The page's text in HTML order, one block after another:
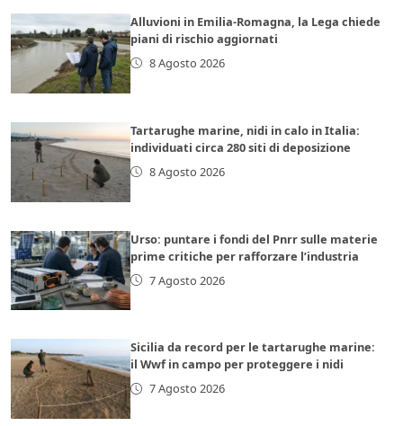
Alluvioni in Emilia-Romagna, la Lega chiede
piani di rischio aggiornati
8 Agosto 2026
Tartarughe marine, nidi in calo in Italia:
individuati circa 280 siti di deposizione
8 Agosto 2026
Urso: puntare i fondi del Pnrr sulle materie
prime critiche per rafforzare l’industria
7 Agosto 2026
Sicilia da record per le tartarughe marine:
il Wwf in campo per proteggere i nidi
7 Agosto 2026